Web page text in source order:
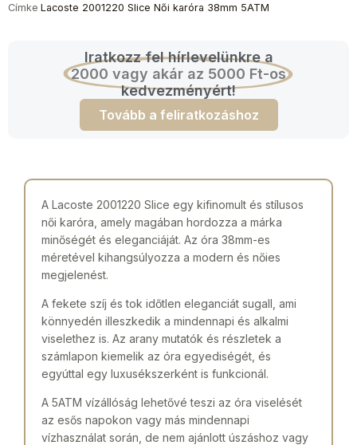
Címke Lacoste 2001220 Slice Női karóra 38mm 5ATM
Iratkozz fel hírlevelünkre a
2000 vagy akár az 5000 Ft-os
kedvezményért!
Tovább a feliratkozáshoz
A Lacoste 2001220 Slice egy kifinomult és stílusos
női karóra, amely magában hordozza a márka
minőségét és eleganciáját. Az óra 38mm-es
méretével kihangsúlyozza a modern és nőies
megjelenést.
A fekete szíj és tok időtlen eleganciát sugall, ami
könnyedén illeszkedik a mindennapi és alkalmi
viselethez is. Az arany mutatók és részletek a
számlapon kiemelik az óra egyediségét, és
egyúttal egy luxusékszerként is funkcionál.
A 5ATM vízállóság lehetővé teszi az óra viselését
az esős napokon vagy más mindennapi
vízhasználat során, de nem ajánlott úszáshoz vagy